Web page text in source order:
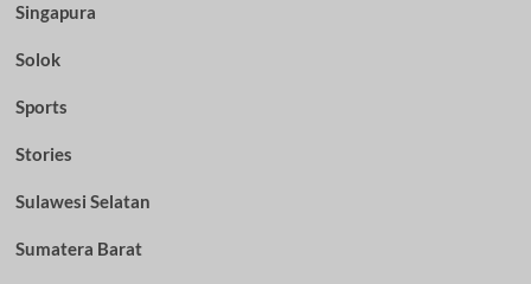
Singapura
Solok
Sports
Stories
Sulawesi Selatan
Sumatera Barat